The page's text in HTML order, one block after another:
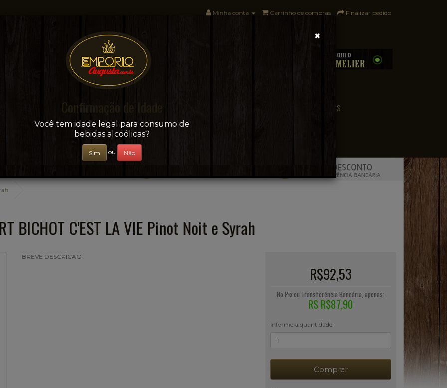
Minha conta Carrinho de compras Finalizar pedido
Sua conveniência e adega on-line!
+ BEBIDAS PAÍSES
BICHOT C'EST LA VIE Pinot Noit e Syrah
BREVE DESCRICAO
R$92,53
No Pix ou Transferência Bancária, apenas:
R$ R$87,90
Informe a quantidade:
Comprar
×
Confirmação de Idade
Você tem idade legal para consumo de
bebidas alcoólicas?
Sim ou Não